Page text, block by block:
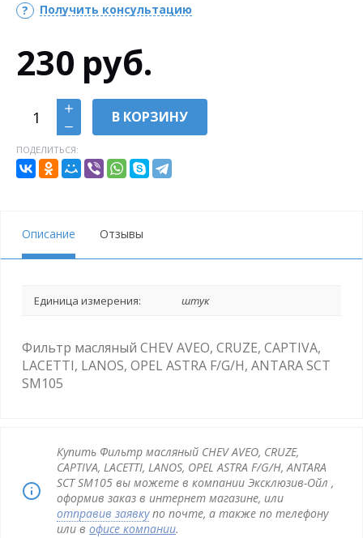
Получить консультацию
230 руб.
В КОРЗИНУ
ПОДЕЛИТЬСЯ:
Описание Отзывы
Единица измерения: штук
Фильтр масляный CHEV AVEO, CRUZE, CAPTIVA,
LACETTI, LANOS, OPEL ASTRA F/G/H, ANTARA SCT
SM105
Купить Фильтр масляный CHEV AVEO, CRUZE,
CAPTIVA, LACETTI, LANOS, OPEL ASTRA F/G/H, ANTARA
SCT SM105 вы можете в компании Эксклюзив-Ойл ,
оформив заказ в интернет магазине, или
отправив заявкупо почте, а также по телефону
или в офисе компании.